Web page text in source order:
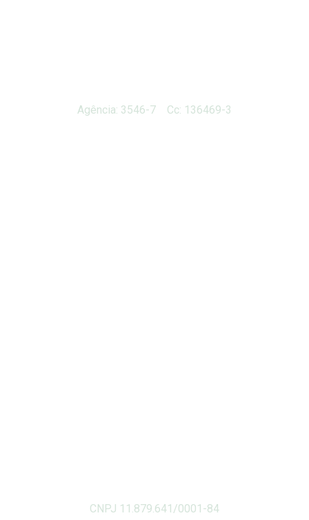
Agência: 3546-7 Cc: 136469-3
CNPJ 11.879.641/0001-84